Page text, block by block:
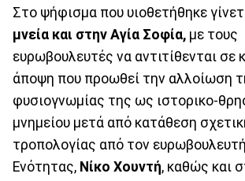
Στο ψήφισμα που υιοθετήθηκε
μνεία και στην Αγία Σοφία, με τους
ευρωβουλευτές να αντιτίθενται σε
άποψη που προωθεί την αλλοίωση
φυσιογνωμίας της ως ιστορικο-
μνημείου μετά από κατάθεση
τροπολογίας από τον
Ενότητας, Νίκο Χουντή, καθώς και